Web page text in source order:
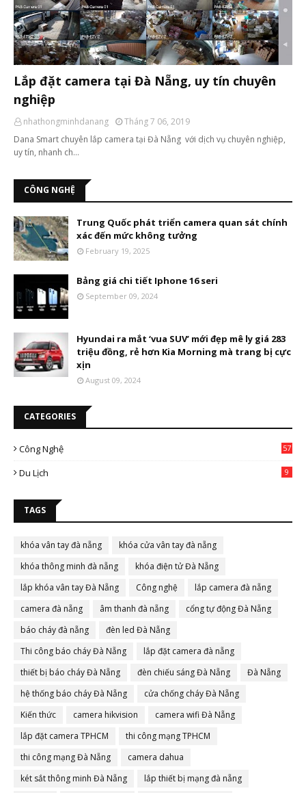
Lắp đặt camera tại Đà Nẵng, uy tín chuyên
nghiệp
nhathongminhdanang
Tháng 7 06, 2019
Dana Smart chuyên lắp camera tại Đà Nẵng với dịch vụ chuyên nghiệp,
uy tín, nhanh ch…
CÔNG NGHỆ
Trung Quốc phát triển camera quan sát chính
xác đến mức không tưởng
February 19, 2025
Bảng giá chi tiết Iphone 16 seri
September 09, 2024
Hyundai ra mắt ‘vua SUV’ mới đẹp mê ly giá 283
triệu đồng, rẻ hơn Kia Morning mà trang bị cực
xịn
August 09, 2024
CATEGORIES
Công Nghệ 57
Du Lịch 9
TAGS
khóa vân tay đà nẵng
khóa cửa vân tay đà nẵng
khóa thông minh đà nẵng
khóa điện tử Đà Nẵng
lắp khóa vân tay Đà Nẵng
Công nghệ
lắp camera đà nẵng
camera đà nẵng
âm thanh đà nẵng
cổng tự động Đà Nẵng
báo cháy đà nẵng
đèn led Đà Nẵng
Thi công báo cháy Đà Nẵng
lắp đặt camera đà nẵng
thiết bị báo cháy Đà Nẵng
đèn chiếu sáng Đà Nẵng
Đà Nẵng
hệ thống báo cháy Đà Nẵng
cửa chống cháy Đà Nẵng
Kiến thức
camera hikvision
camera wifi Đà Nẵng
lắp đặt camera TPHCM
thi công mạng TPHCM
thi công mạng Đà Nẵng
camera dahua
két sắt thông minh Đà Nẵng
lắp thiết bị mạng đà nẵng